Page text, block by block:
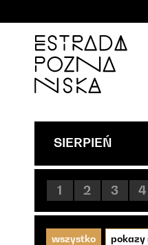
SIERPIEŃ
1 2 3 4
wszystko pokazy